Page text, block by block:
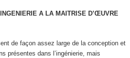
A LA MAITRISE D’ŒUVRE
de façon assez large de la conception et
présentes dans l’ingénierie, mais